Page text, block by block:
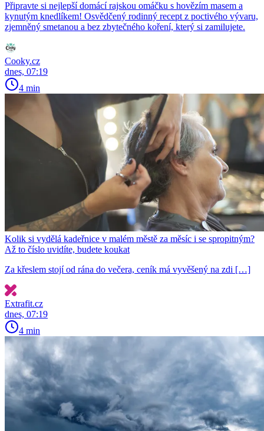
Připravte si nejlepší domácí rajskou omáčku s hovězím masem a
kynutým knedlíkem! Osvědčený rodinný recept z poctivého vývaru,
zjemněný smetanou a bez zbytečného koření, který si zamilujete.
Cooky.cz
dnes, 07:19
4 min
Kolik si vydělá kadeřnice v malém městě za měsíc i se spropitným?
Až to číslo uvidíte, budete koukat
Za křeslem stojí od rána do večera, ceník má vyvěšený na zdi […]
Extrafit.cz
dnes, 07:19
4 min